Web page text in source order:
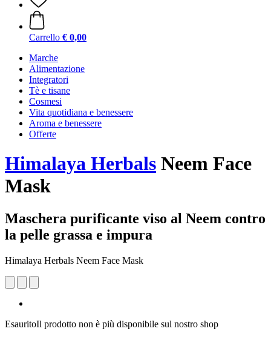
Carrello € 0,00
Marche
Alimentazione
Integratori
Tè e tisane
Cosmesi
Vita quotidiana e benessere
Aroma e benessere
Offerte
Himalaya Herbals Neem Face
Mask
Maschera purificante viso al Neem contro
la pelle grassa e impura
Himalaya Herbals Neem Face Mask
EsauritoIl prodotto non è più disponibile sul nostro shop